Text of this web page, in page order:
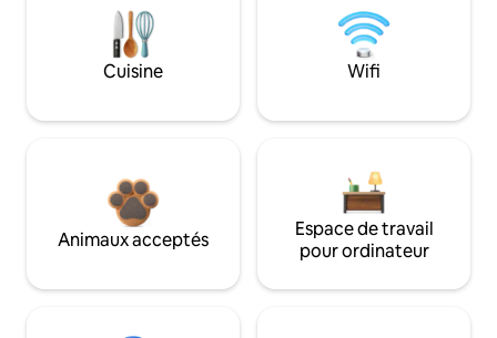
Cuisine Wifi
Animaux acceptés
Espace de travail
pour ordinateur